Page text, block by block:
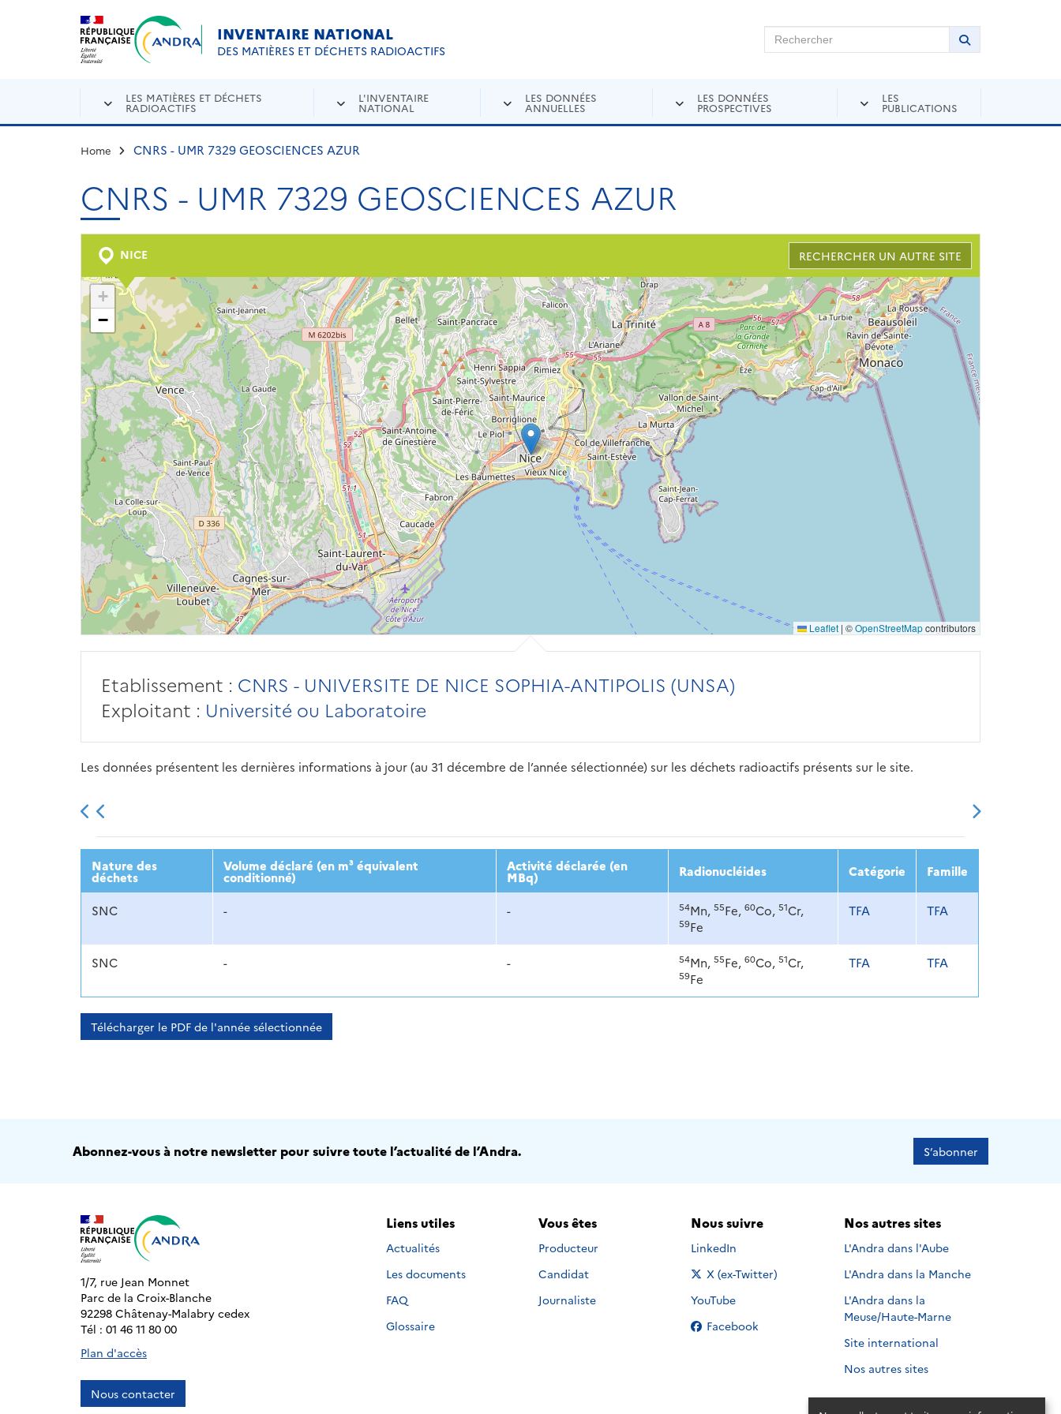
Aller au contenu principal
INVENTAIRE NATIONAL
DES MATIÈRES ET DÉCHETS RADIOACTIFS
Rechercher sur Andra Inventaire Rechercher
Lancer la
LES MATIÈRES ET DÉCHETS
RADIOACTIFS
L'INVENTAIRE
NATIONAL
LES DONNÉES
ANNUELLES
LES DONNÉES
PROSPECTIVES
LES
PUBLICATIONS
Home CNRS - UMR 7329 GEOSCIENCES AZUR
CNRS - UMR 7329 GEOSCIENCES AZUR
NICE RECHERCHER UN AUTRE SITE
+
−
Leaflet | ©OpenStreetMapcontributors
Etablissement : CNRS - UNIVERSITE DE NICE SOPHIA-ANTIPOLIS (UNSA)
Exploitant : Université ou Laboratoire
Les données présentent les dernières informations à jour (au 31 décembre de l’année sélectionnée) sur les déchets radioactifs présents sur le site.
2013 2014 2015 2016 2017 2018 2019 2020 2021 2022 2023
Nature des
déchets
Volume déclaré (en m³ équivalent
conditionné)
Activité déclarée (en
MBq) Radionucléides Catégorie Famille
SNC - - 54Mn, 55Fe, 60Co, 51Cr,
59Fe
TFA TFA
SNC - - 54Mn, 55Fe, 60Co, 51Cr,
59Fe
TFA TFA
Télécharger le PDF de l'année sélectionnée
Abonnez-vous à notre newsletter pour suivre toute l’actualité de l’Andra. S’abonner
1/7, rue Jean Monnet
Parc de la Croix-Blanche
92298 Châtenay-Malabry cedex
Tél : 01 46 11 80 00
Plan d'accès
Nous contacter
Liens utiles
Actualités
Les documents
FAQ
Glossaire
Vous êtes
Producteur
Candidat
Journaliste
Nous suivre
Nous suivre sur
LinkedIn
Nous suivre sur
X (ex-Twitter)
Nous suivre sur
YouTube
Nous suivre sur
Facebook
Nos autres sites
L'Andra dans l'Aube
L'Andra dans la Manche
L'Andra dans la
Meuse/Haute-Marne
Site international
Nos autres sites